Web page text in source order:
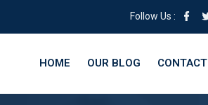
Follow Us :
HOME OUR BLOG CONTACT